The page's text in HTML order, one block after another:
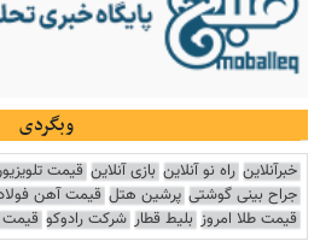
وبگردی
خبرآنلاین راه نو آنلاین بازی آنلاین قیمت
جراح بینی گوشتی پرشین هتل قیمت آهن فولاد
قیمت طلا امروز بلیط قطار شرکت رادوکو قیمت